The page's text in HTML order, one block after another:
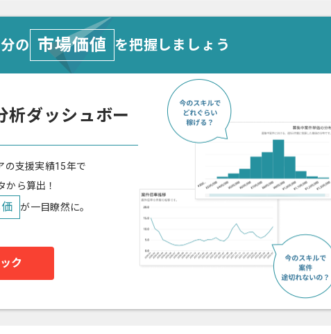
の 市場価値 を把握しましょう
析ダッシュボー
の支援実績15年で
から算出！
が一目瞭然に。
ク